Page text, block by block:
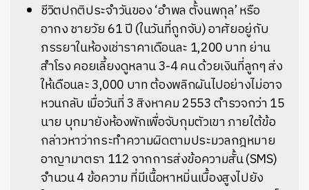
ชีวิตปกติประจำวันของ ‘อำพล ตั้งนพกุล’ หรือ
อากง ชายวัย 61 ปี (ในวันที่ถูกจับ) อาศัยอยู่กับ
ภรรยาในห้องเช่าราคาเดือนละ 1,200 บาท ย่าน
สำโรง คอยเลี้ยงดูหลาน 3-4 คน ด้วยเงินที่ลูกๆ ส่ง
ให้เดือนละ 3,000 บาท ต้องพลิกผันไปอย่างไม่อาจ
หวนกลับ เมื่อวันที่ 3 สิงหาคม 2553 ตำรวจกว่า 15
นาย บุกมายังห้องพักเพื่อจับกุมตัวเขา ภายใต้ข้อ
กล่าวหาว่ากระทำความผิดตามประมวลกฎหมาย
อาญามาตรา 112 จากการส่งข้อความสั้น (SMS)
จำนวน 4 ข้อความ ที่มีเนื้อหาหมิ่นเบื้องสูงไปยัง